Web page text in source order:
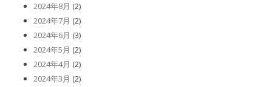
2024年8月 (2)
2024年7月 (2)
2024年6月 (3)
2024年5月 (2)
2024年4月 (2)
2024年3月 (2)